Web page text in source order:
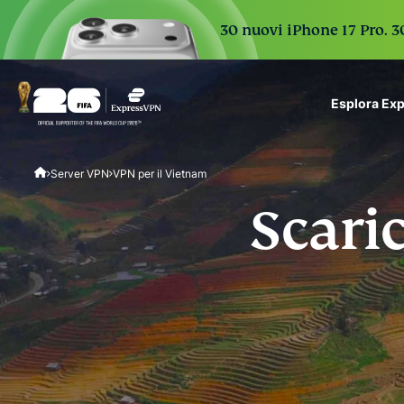
30 nuovi iPhone 17 Pro.
Esplora
ExpressVPN for Teams
VPN protection for
to deploy, simple to
scale.
Server VPN VPN per il Vietnam